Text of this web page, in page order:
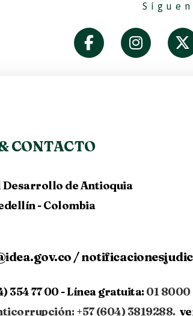
CONTACTO
de Antioquia
- Colombia
/
354 77 00 -Línea gratuita: 01 8000
+57 (604) 3819288.